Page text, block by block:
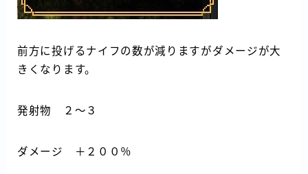
前方に投げるナイフの数が減りますがダメージが大
きくなります。
発射物 ２～３
ダメージ ＋２００％